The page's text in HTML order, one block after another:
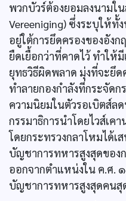
พวกบัวร์ต้องยอมลงนามใ
Vereeniging) ซึ่งระบุให้ทั้
อยู่ใต้การยึดครองของอัง
ยืดเยื้อกว่าที่คาดไว้ ทำให้
ยุทธวิธีผิดพลาด มุ่งที่จะยึด
ทำลายกองกำลังที่กระจัดก
ความนิยมในตัวรอเบิตส์ล
กรรมาธิการนำโดยไวส์เค
โดยกระทรวงกลาโหมได้
บัญชาการทหารสูงสุดของ
ออกจากตำแหน่งใน ค.ศ.
บัญชาการทหารสูงสุดคนสุ